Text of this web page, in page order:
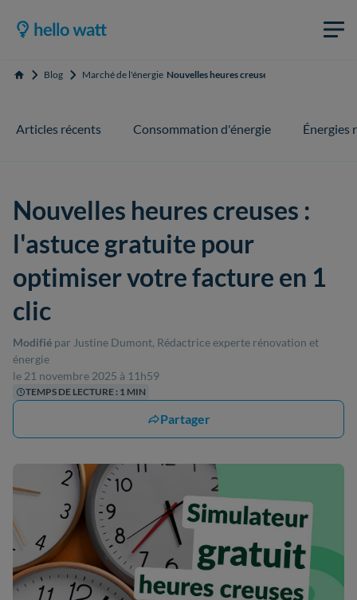
Accueil Blog Marché de l'énergie Nouvelles heures creuses : l'astuce gratuite
Articles récents Consommation d'énergie Énergies
Nouvelles heures creuses :
l'astuce gratuite pour
optimiser votre facture en 1
clic
Modifié par Justine Dumont, Rédactrice experte rénovation et
énergie
le 21 novembre 2025 à 11h59
TEMPS DE LECTURE : 1 MIN
Partager